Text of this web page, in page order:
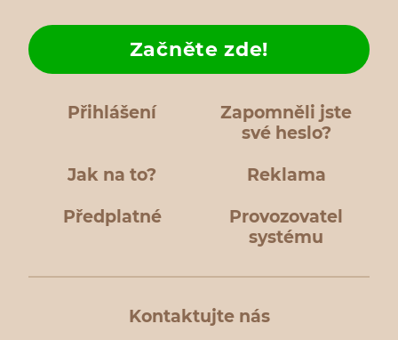
Přihlášení
Zapomněli jste
své heslo?
Jak na to?
Začněte zde!
Reklama
Předplatné
Provozovatel
systému
Kontaktujte nás